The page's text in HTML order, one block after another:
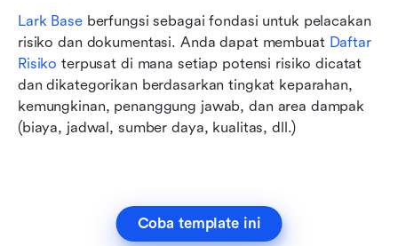
Lark Base berfungsi sebagai fondasi untuk pelacakan
risiko dan dokumentasi. Anda dapat membuat Daftar
Risiko terpusat di mana setiap potensi risiko dicatat
dan dikategorikan berdasarkan tingkat keparahan,
kemungkinan, penanggung jawab, dan area dampak
(biaya, jadwal, sumber daya, kualitas, dll.)
Coba template ini